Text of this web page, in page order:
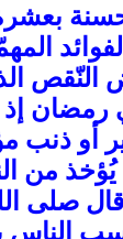
النّقص
رمضان إذ
أو ذنب
يُؤخذ من
قال صلى
الناس